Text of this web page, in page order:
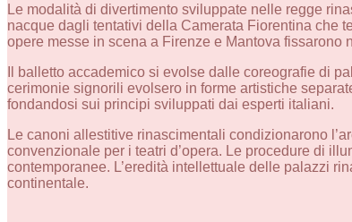
Le modalità di divertimento sviluppate nelle regge
nacque dagli tentativi della Camerata Fiorentina che
opere messe in scena a Firenze e Mantova
Il balletto accademico si evolse dalle coreografie di
cerimonie signorili evolsero in forme artistiche
fondandosi sui principi sviluppati dai esperti italiani.
Le canoni allestitive rinascimentali condizionarono
convenzionale per i teatri d’opera. Le procedure di
contemporanee. L’eredità intellettuale delle palazzi
continentale.